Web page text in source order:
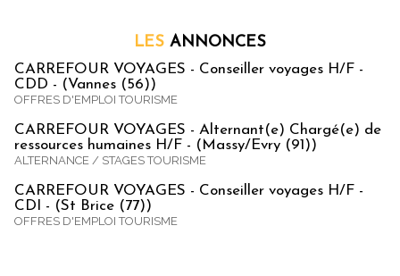
LES ANNONCES
CARREFOUR VOYAGES - Conseiller voyages H/F -
CDD - (Vannes (56))
OFFRES D'EMPLOI TOURISME
CARREFOUR VOYAGES - Alternant(e) Chargé(e) de
ressources humaines H/F - (Massy/Evry (91))
ALTERNANCE / STAGES TOURISME
CARREFOUR VOYAGES - Conseiller voyages H/F -
CDI - (St Brice (77))
OFFRES D'EMPLOI TOURISME